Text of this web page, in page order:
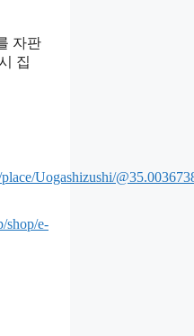
자판
집
Uogashizushi/
shop/e-